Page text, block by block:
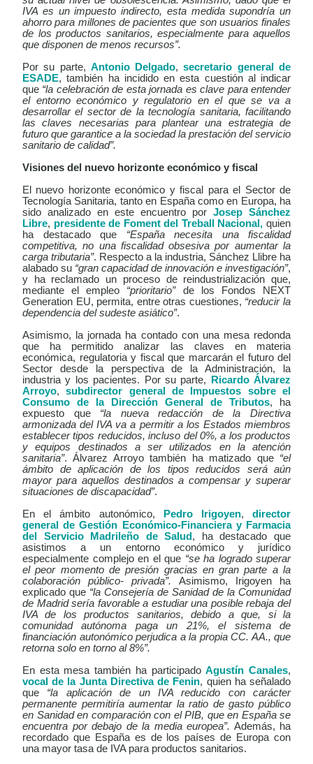
IVA es un impuesto indirecto, esta medida supondría un
ahorro para millones de pacientes que son usuarios finales
de los productos sanitarios, especialmente para aquellos
que disponen de menos recursos”.
Por su parte, Antonio Delgado,secretario general de
ESADE, también ha incidido en esta cuestión al indicar
que “la celebración de esta jornada es clave para entender
el entorno económico y regulatorio en el que se va a
desarrollar el sector de la tecnología sanitaria, facilitando
las claves necesarias para plantear una estrategia de
futuro que garantice a la sociedad la prestación del servicio
sanitario de calidad”.
Visiones del nuevo horizonte económico y fiscal
El nuevo horizonte económico y fiscal para el Sector de
Tecnología Sanitaria, tanto en España como en Europa, ha
sido analizado en este encuentro por Josep Sánchez
Libre, presidente de Foment del Treball Nacional,quien
ha destacado que “España necesita una fiscalidad
competitiva, no una fiscalidad obsesiva por aumentar la
carga tributaria”. Respecto a la industria, Sánchez Llibre ha
alabado su “gran capacidad de innovación e investigación”,
y ha reclamado un proceso de reindustrialización que,
mediante el empleo “prioritario”de los Fondos NEXT
Generation EU, permita, entre otras cuestiones, “reducir la
dependencia del sudeste asiático”.
Asimismo, la jornada ha contado con una mesa redonda
que ha permitido analizar las claves en materia
económica, regulatoria y fiscal que marcarán el futuro del
Sector desde la perspectiva de la Administración, la
industria y los pacientes. Por su parte,
Ricardo Álvarez
Arroyo,subdirector general de Impuestos sobre el
Consumo de la Dirección General de Tributos, ha
expuesto que “la nueva redacción de la Directiva
armonizada del IVA va a permitir a los Estados miembros
establecer tipos reducidos, incluso del 0%, a los productos
y equipos destinados a ser utilizados en la atención
sanitaria”. Álvarez Arroyo también ha matizado que “el
ámbito de aplicación de los tipos reducidos será aún
mayor para aquellos destinados a compensar y superar
situaciones de discapacidad”.
En el ámbito autonómico,
Pedro Irigoyen,director
general de Gestión Económico-Financiera y Farmacia
del Servicio Madrileño de Salud , ha destacado que
asistimos a un entorno económico y jurídico
especialmente complejo en el que “se ha logrado superar
el peor momento de presión gracias en gran parte a la
colaboración público- privada”. Asimismo, Irigoyen ha
explicado que “la Consejería de Sanidad de la Comunidad
de Madrid sería favorable a estudiar una posible rebaja del
IVA de los productos sanitarios, debido a que, si la
comunidad autónoma paga un 21%, el sistema de
financiación autonómico perjudica a la propia CC. AA., que
retorna solo en torno al 8%”.
En esta mesa también ha participadoAgustín Canales,
vocal de la Junta Directiva de Fenin, quien ha señalado
que “la aplicación de un IVA reducido con carácter
permanente permitiría aumentar la ratio de gasto público
en Sanidad en comparación con el PIB, que en España se
encuentra por debajo de la media europea”. Además, ha
recordado que España es de los países de Europa con
una mayor tasa de IVA para productos sanitarios.